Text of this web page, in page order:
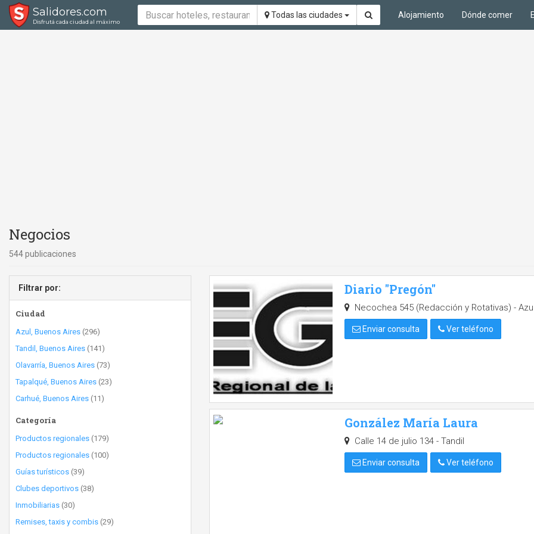
Salidores.com
Disfrutá cada ciudad al máximo
Todas las ciudades Alojamiento Dónde comer
Negocios
544 publicaciones
Filtrar por:
Ciudad
Azul, Buenos Aires (296)
Tandil, Buenos Aires (141)
Olavarría, Buenos Aires (73)
Tapalqué, Buenos Aires (23)
Carhué, Buenos Aires (11)
Categoría
Productos regionales (179)
Productos regionales (100)
Guías turísticos (39)
Clubes deportivos (38)
Inmobiliarias (30)
Remises, taxis y combis (29)
Diario "Pregón"
Necochea 545 (Redacción y Rotativas) -
Enviar consulta Ver teléfono
González María Laura
Calle 14 de julio 134 - Tandil
Enviar consulta Ver teléfono